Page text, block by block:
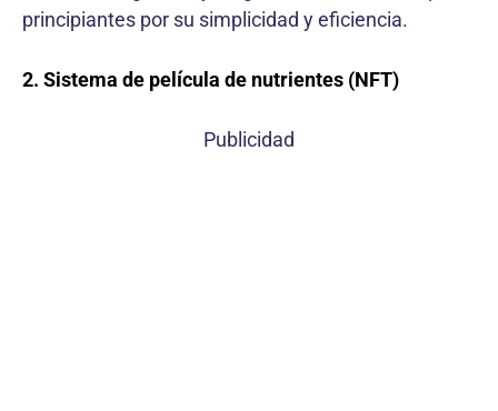
principiantes por su simplicidad y eficiencia.
2. Sistema de película de nutrientes (NFT)
Publicidad